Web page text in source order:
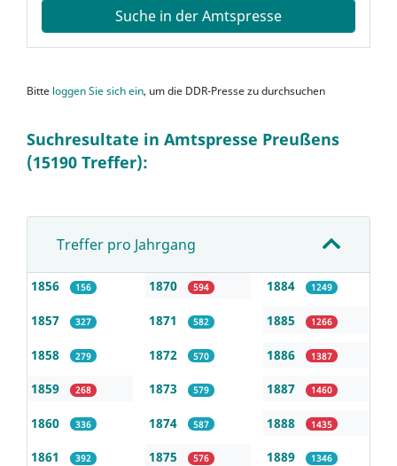
Suche in der Amtspresse
Bitte loggen Sie sich ein, um die DDR-Presse zu durchsuchen
Suchresultate in Amtspresse Preußens
(15190 Treffer):
Treffer pro Jahrgang
1856 156
1857 327
1858 279
1859 268
1860 336
1861 392
1870 594
1871 582
1872 570
1873 579
1874 587
1875 576
1884 1249
1885 1266
1886 1387
1887 1460
1888 1435
1889 1346